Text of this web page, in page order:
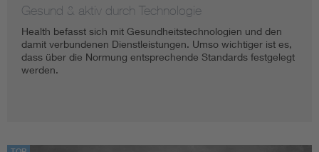
Gesund & aktiv durch Technologie
Health befasst sich mit Gesundheitstechnologien und den
damit verbundenen Dienstleistungen. Umso wichtiger ist es,
dass über die Normung entsprechende Standards festgelegt
werden.